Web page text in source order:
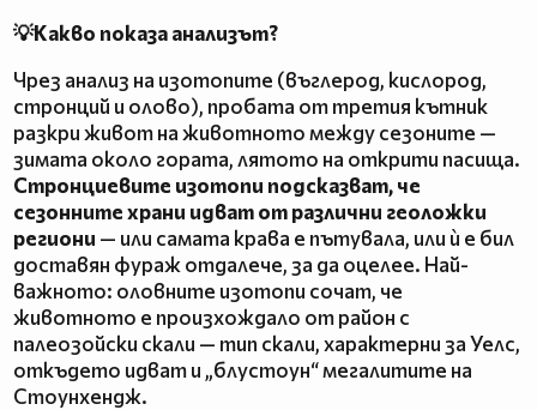
💡Какво показа анализът?
Чрез анализ на изотопите (въглерод, кислород,
стронций и олово), пробата от третия кътник
разкри живот на животното между сезоните —
зимата около гората, лятото на открити пасища.
Стронциевите изотопи подсказват, че
сезонните храни идват от различни геоложки
региони — или самата крава е пътувала, или ѝ е бил
доставян фураж отдалече, за да оцелее. Най-
важното: оловните изотопи сочат, че
животното е произхождало от район с
палеозойски скали — тип скали, характерни за Уелс,
откъдето идват и „блустоун“ мегалитите на
Стоунхендж.